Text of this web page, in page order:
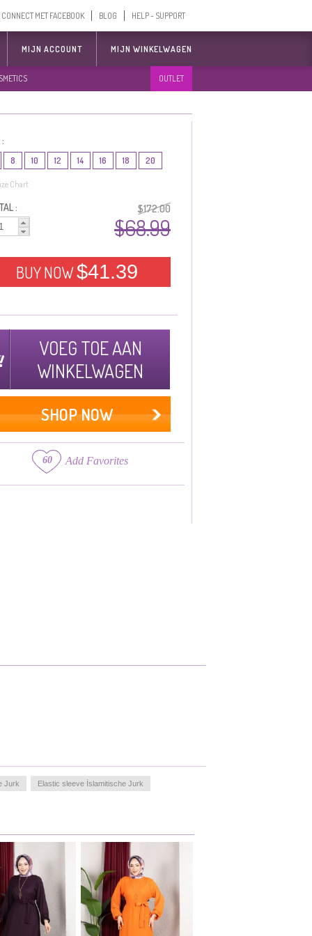
CONNECT MET FACEBOOK BLOG HELP - SUPPORT
MIJN ACCOUNT MIJN WINKELWAGEN
OUTLET
8 10 12 14 16 18 20
Chart
: $172.00
$68.99
BUY NOW$41.39
VOEG TOE AAN
WINKELWAGEN
SHOP NOW
60 Add Favorites
Jurk Elastic sleeve İslamitische Jurk